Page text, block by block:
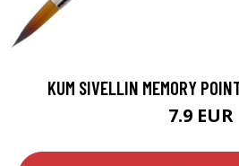
KUM SIVELLIN MEMORY
7.9 EUR